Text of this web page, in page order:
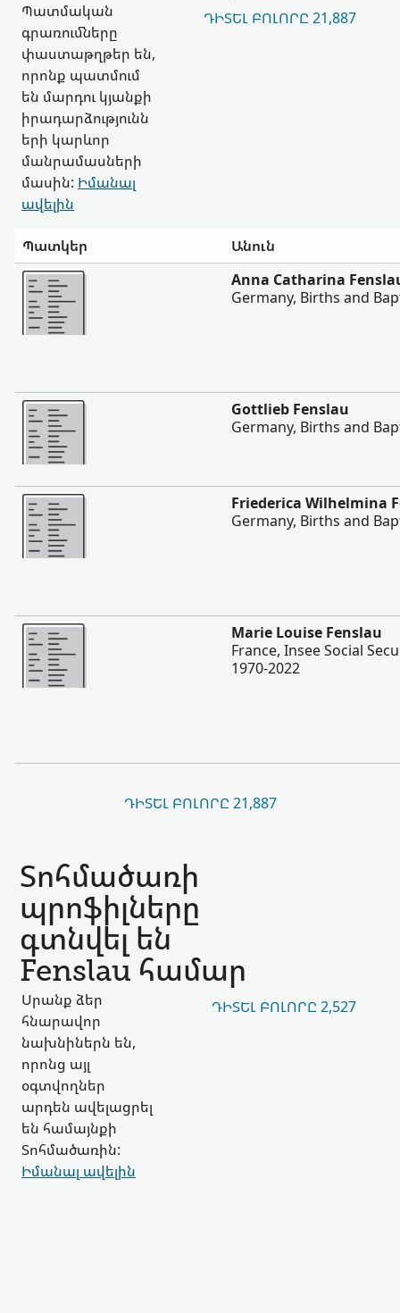
Պատմական
գրառումները
փաստաթղթեր են,
որոնք պատմում
են մարդու կյանքի
իրադարձությունն
երի կարևոր
մանրամասների
մասին: Իմանալ
ավելին
ԴԻՏԵԼ ԲՈԼՈՐԸ 21,887
Պատկեր
Անուն
Ավելի
Anna Catharina
Germany, Births and
Ավելի
Gottlieb Fenslau
Germany, Births and
Ավելի
Friederica Wilhelmina
Germany, Births and
Ավելի
Marie Louise Fenslau
France, Insee Social
1970-2022
ԴԻՏԵԼ ԲՈԼՈՐԸ 21,887
Տոհմածառի
պրոֆիլները
գտնվել են
Fenslau համար
Սրանք ձեր
հնարավոր
նախնիներն են,
որոնց այլ
օգտվողներ
արդեն ավելացրել
են համայնքի
Տոհմածառին:
Իմանալ ավելին
ԴԻՏԵԼ ԲՈԼՈՐԸ 2,527